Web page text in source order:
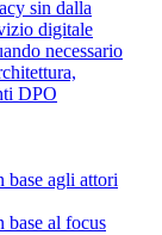
sin dalla
digitale
necessario
DPO
base agli attori
base al focus